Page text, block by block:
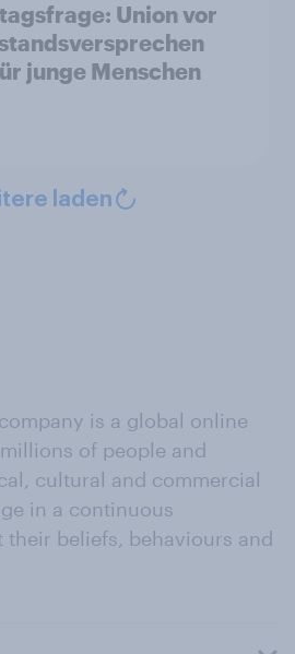
Union vor
junge Menschen
laden
is a global online
of people and
cultural and commercial
in a continuous
beliefs, behaviours and